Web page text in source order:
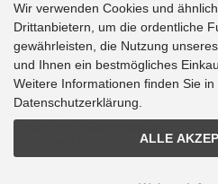
Anbieter
Woltemath Schwimmbadbau GmbH
Wiedfeldstr. 43
31008 Elze
Wir verwenden Cookies und
Drittanbietern, um die ordentliche
gewährleisten, die Nutzung
und Ihnen ein bestmögliches
Weitere Informationen finden Sie
Datenschutzerklärung.
ALLE